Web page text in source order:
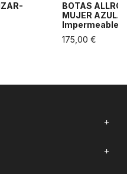
BOTAS
MUJER AZUL.
Impermeable
175,00 €